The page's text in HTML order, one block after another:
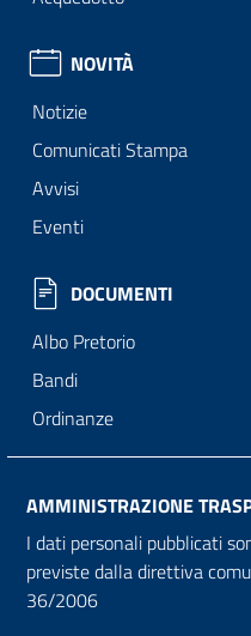
NOVITÀ
Notizie
Comunicati Stampa
Avvisi
Eventi
DOCUMENTI
Albo Pretorio
Bandi
Ordinanze
AMMINISTRAZIONE
I dati personali pubblicati
previste dalla direttiva
36/2006